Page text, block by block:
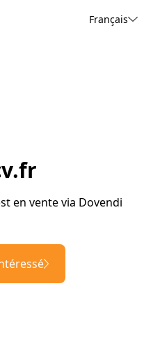
Français
en vente via Dovendi